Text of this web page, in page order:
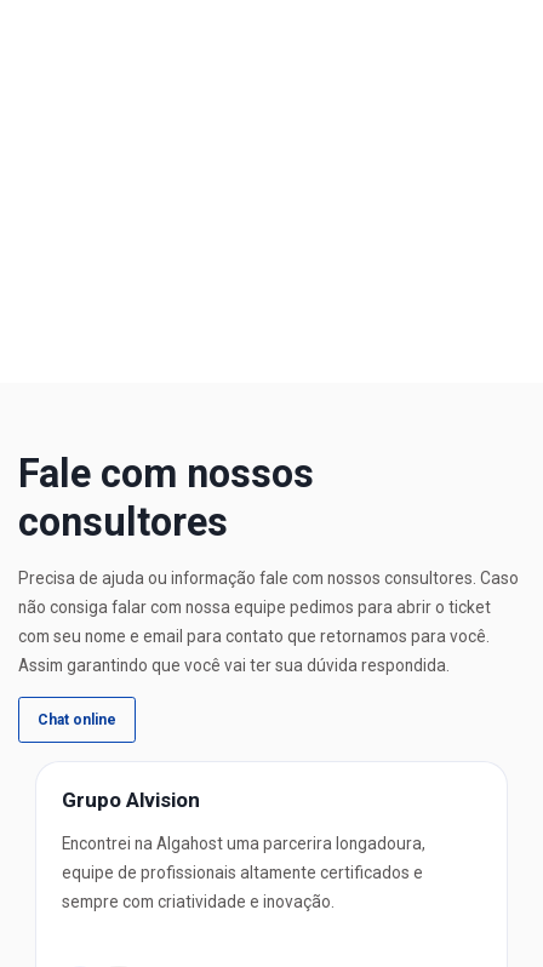
Fale com nossos
consultores
Precisa de ajuda ou informação fale com nossos consultores. Caso
não consiga falar com nossa equipe pedimos para abrir o ticket
com seu nome e email para contato que retornamos para você.
Assim garantindo que você vai ter sua dúvida respondida.
Chat online
Grupo Alvision
Encontrei na Algahost uma parcerira longadoura,
equipe de profissionais altamente certificados e
sempre com criatividade e inovação.